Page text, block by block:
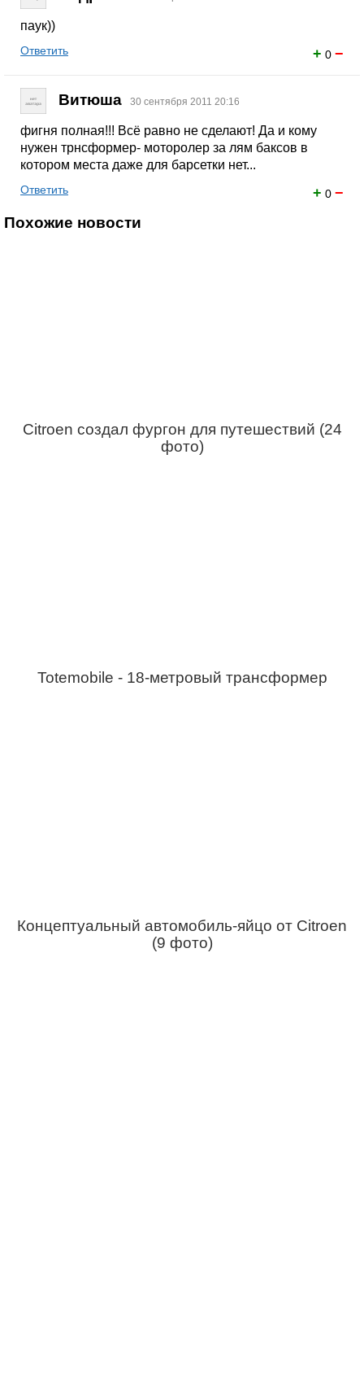
паук))
+ 0 −
Ответить
Витюша 30 сентября 2011 20:16
фигня полная!!! Всё равно не сделают! Да и кому
нужен трнсформер- моторолер за лям баксов в
котором места даже для барсетки нет...
+ 0 −
Ответить
Похожие новости
Citroen создал фургон для путешествий (24
фото)
Totemobile - 18-метровый трансформер
Концептуальный автомобиль-яйцо от Citroen
(9 фото)